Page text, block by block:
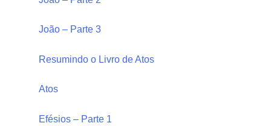
João – Parte 3
Resumindo o Livro de Atos
Atos
Efésios – Parte 1